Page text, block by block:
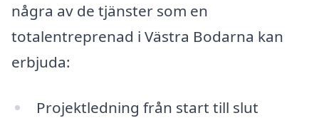
några av de tjänster som en
totalentreprenad i Västra Bodarna kan
erbjuda:
Projektledning från start till slut